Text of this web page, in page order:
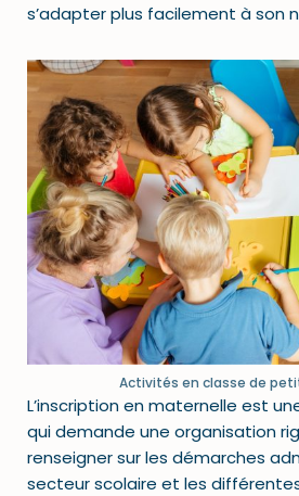
s’adapter plus facilement à son
Activités en classe de
L’inscription en maternelle est
qui demande une organisation
renseigner sur les démarches
secteur scolaire et les